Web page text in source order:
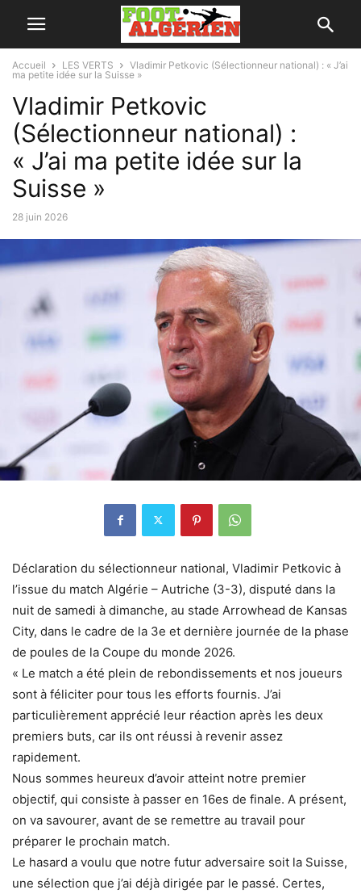
Accueil LES VERTS
Vladimir Petkovic (Sélectionneur national) : « J’ai
ma petite idée sur la Suisse »
Vladimir Petkovic
(Sélectionneur national) :
« J’ai ma petite idée sur la
Suisse »
28 juin 2026
Déclaration du sélectionneur national, Vladimir Petkovic à
l’issue du match Algérie – Autriche (3-3), disputé dans la
nuit de samedi à dimanche, au stade Arrowhead de Kansas
City, dans le cadre de la 3e et dernière journée de la phase
de poules de la Coupe du monde 2026.
« Le match a été plein de rebondissements et nos joueurs
sont à féliciter pour tous les efforts fournis. J’ai
particulièrement apprécié leur réaction après les deux
premiers buts, car ils ont réussi à revenir assez
rapidement.
Nous sommes heureux d’avoir atteint notre premier
objectif, qui consiste à passer en 16es de finale. A présent,
on va savourer, avant de se remettre au travail pour
préparer le prochain match.
Le hasard a voulu que notre futur adversaire soit la Suisse,
une sélection que j’ai déjà dirigée par le passé. Certes,